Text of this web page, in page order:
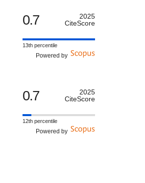
0.7
2025
CiteScore
13th percentile
Powered by
0.7
2025
CiteScore
12th percentile
Powered by